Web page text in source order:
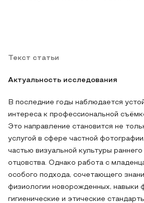
Текст статьи
Актуальность исследования
В последние годы наблюдается
интереса к профессиональной
Это направление становится не
услугой в сфере частной
частью визуальной культуры
отцовства. Однако работа с
особого подхода, сочетающего
физиологии новорожденных, навыки
гигиенические и этические